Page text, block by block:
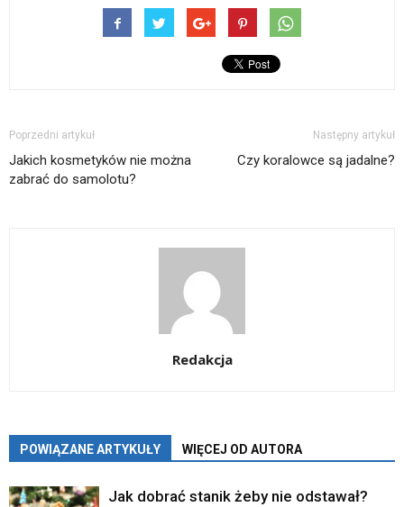
Poprzedni artykuł
Jakich kosmetyków nie można
zabrać do samolotu?
Następny artykuł
Czy koralowce są jadalne?
Redakcja
POWIĄZANE ARTYKUŁY WIĘCEJ OD AUTORA
Jak dobrać stanik żeby nie odstawał?